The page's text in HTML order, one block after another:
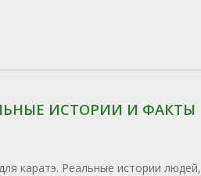
ИСТОРИИ И ФАКТЫ
каратэ. Реальные истории людей,